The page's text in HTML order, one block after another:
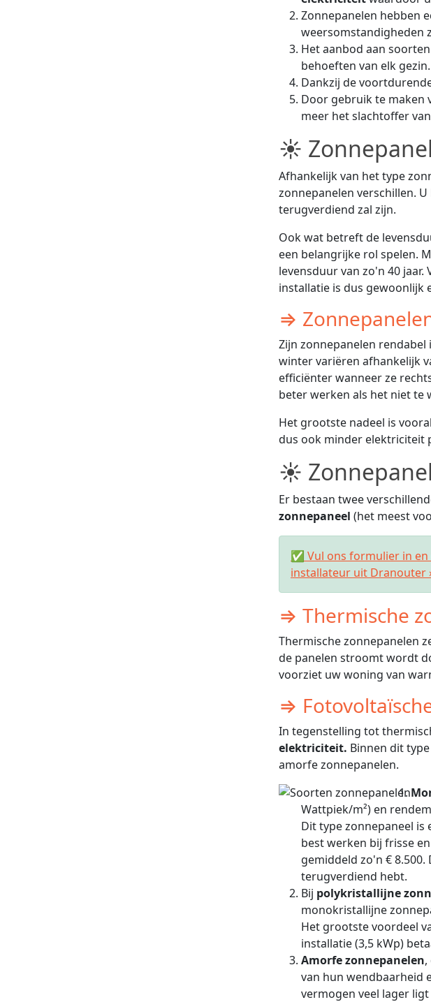
Zonnepanelen hebben
weersomstandigheden
Het aanbod aan
behoeften van elk gezin.
Dankzij de
Door gebruik te maken
meer het slachtoffer
☀
Afhankelijk van het type
zonnepanelen verschillen.
terugverdiend zal zijn.
Ook wat betreft de
een belangrijke rol spelen.
levensduur van zo'n 40
installatie is dus gewoonlijk
⇒
Zijn zonnepanelen
winter variëren afhankelijk
efficiënter wanneer ze
beter werken als het niet te
Het grootste nadeel is
dus ook minder elektriciteit
☀
Er bestaan twee
zonnepaneel (het meest
✅ Vul ons formulier in
installateur uit Dranouter
⇒ Thermische
Thermische zonnepanelen
de panelen stroomt wordt
voorziet uw woning van
⇒
In tegenstelling tot
elektriciteit. Binnen dit
amorfe zonnepanelen.
Wattpiek/m²) en
Dit type zonnepaneel
best werken bij frisse
gemiddeld zo'n €
terugverdiend hebt.
Bij polykristallijne
monokristallijne
Het grootste voordeel
installatie (3,5 kWp)
Amorfe zonnepanelen
van hun wendbaarheid
vermogen veel lager ligt